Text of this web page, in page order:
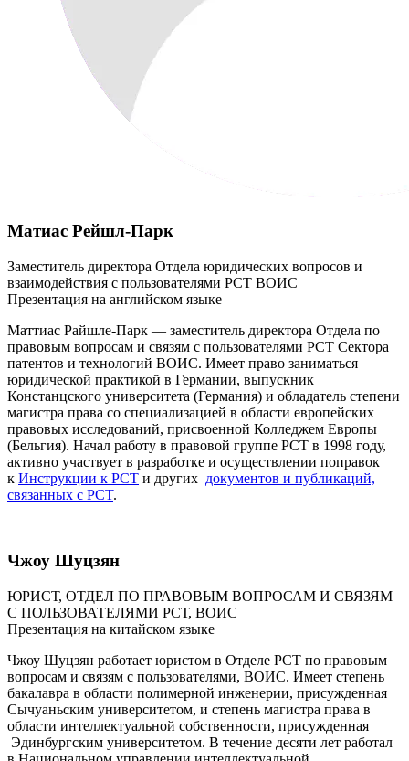
Матиас Рейшл-Парк
Заместитель директора Отдела юридических вопросов и
взаимодействия с пользователями РСТ ВОИС
​​​​Презентация на английском языке
Маттиас Райшле-Парк — заместитель директора Отдела по
правовым вопросам и связям с пользователями PCT Сектора
патентов и технологий ВОИС. Имеет право заниматься
юридической практикой в Германии, выпускник
Констанцского университета (Германия) и обладатель степени
магистра права со специализацией в области европейских
правовых исследований, присвоенной Колледжем Европы
(Бельгия). Начал работу в правовой группе PCT в 1998 году,
активно участвует в разработке и осуществлении поправок
к Инструкции к PCT и других документов и публикаций,
связанных с PCT.
Чжоу Шуцзян
ЮРИСТ, ОТДЕЛ ПО ПРАВОВЫМ ВОПРОСАМ И СВЯЗЯМ
С ПОЛЬЗОВАТЕЛЯМИ РСТ, ВОИС
Презентация на китайском языке
Чжоу Шуцзян работает юристом в Отделе PCT по правовым
вопросам и связям с пользователями, ВОИС. Имеет степень
бакалавра в области полимерной инженерии, присужденная
Сычуаньским университетом, и степень магистра права в
области интеллектуальной собственности, присужденная
Эдинбургским университетом. В течение десяти лет работал